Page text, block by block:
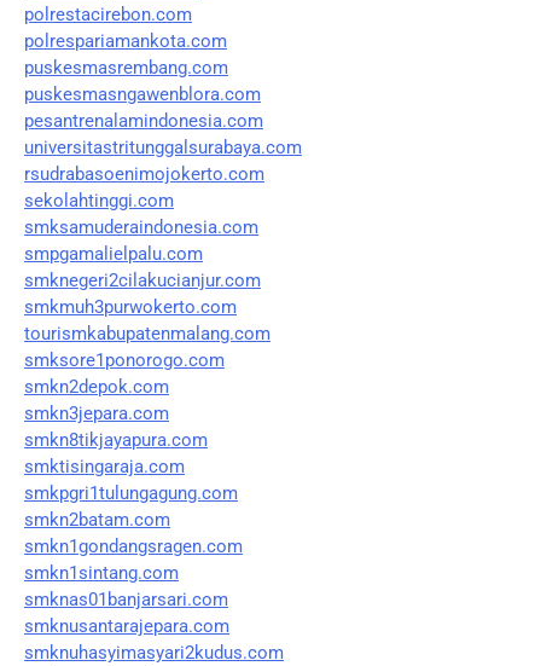
polrestacirebon.com
polrespariamankota.com
puskesmasrembang.com
puskesmasngawenblora.com
pesantrenalamindonesia.com
universitastritunggalsurabaya.com
rsudrabasoenimojokerto.com
sekolahtinggi.com
smksamuderaindonesia.com
smpgamalielpalu.com
smknegeri2cilakucianjur.com
smkmuh3purwokerto.com
tourismkabupatenmalang.com
smksore1ponorogo.com
smkn2depok.com
smkn3jepara.com
smkn8tikjayapura.com
smktisingaraja.com
smkpgri1tulungagung.com
smkn2batam.com
smkn1gondangsragen.com
smkn1sintang.com
smknas01banjarsari.com
smknusantarajepara.com
smknuhasyimasyari2kudus.com